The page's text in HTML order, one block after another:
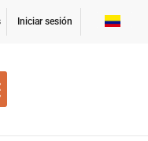
Iniciar sesión